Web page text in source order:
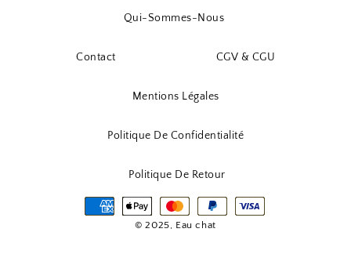
Qui-Sommes-Nous
Contact CGV & CGU
Mentions Légales
Politique De Confidentialité
Politique De Retour
© 2025, Eau chat